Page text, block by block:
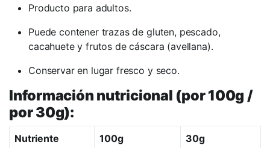
Producto para adultos.
Puede contener trazas de gluten, pescado,
cacahuete y frutos de cáscara (avellana).
Conservar en lugar fresco y seco.
Información nutricional (por 100g /
por 30g):
Nutriente 100g 30g